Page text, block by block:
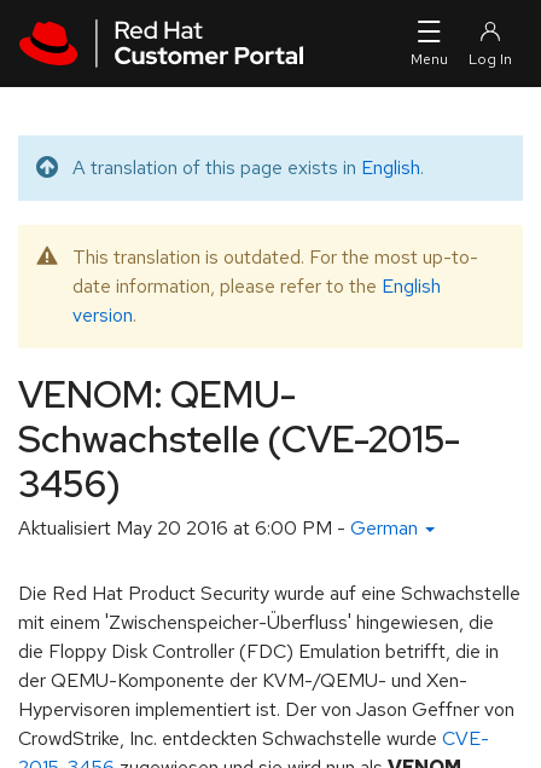
Translated message
A translation of this page exists in English.
Warning message
This translation is outdated. For the most up-to-
date information, please refer to the English
version.
VENOM: QEMU-
Schwachstelle (CVE-2015-
3456)
Aktualisiert May 20 2016 at 6:00 PM - German
Die Red Hat Product Security wurde auf eine Schwachstelle
mit einem 'Zwischenspeicher-Überfluss' hingewiesen, die
die Floppy Disk Controller (FDC) Emulation betrifft, die in
der QEMU-Komponente der KVM-/QEMU- und Xen-
Hypervisoren implementiert ist. Der von Jason Geffner von
CrowdStrike, Inc. entdeckten Schwachstelle wurde CVE-